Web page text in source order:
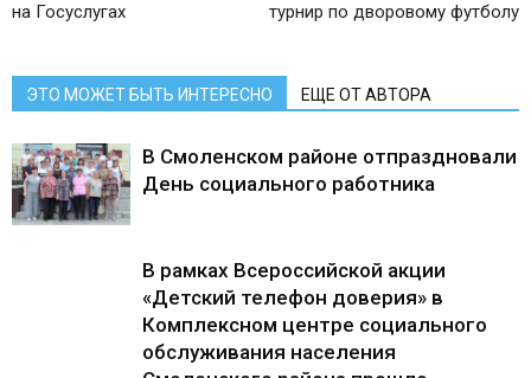
на Госуслугах
турнир по дворовому футболу
ЭТО МОЖЕТ БЫТЬ ИНТЕРЕСНО ЕЩЕ ОТ АВТОРА
В Смоленском районе отпраздновали
День социального работника
В рамках Всероссийской акции
«Детский телефон доверия» в
Комплексном центре социального
обслуживания населения